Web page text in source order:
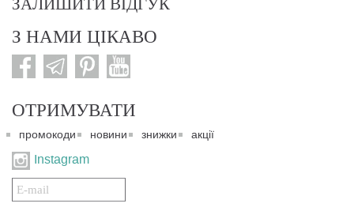
З НАМИ ЦІКАВО
ОТРИМУВАТИ
промокоди новини знижки акції
Instagram
Подписаться
на